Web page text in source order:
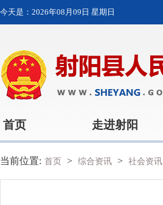
今天是： 2026年08月09日 星期日
首页 走进射阳
当前位置: 首页 > 综合资讯 > 社会资讯